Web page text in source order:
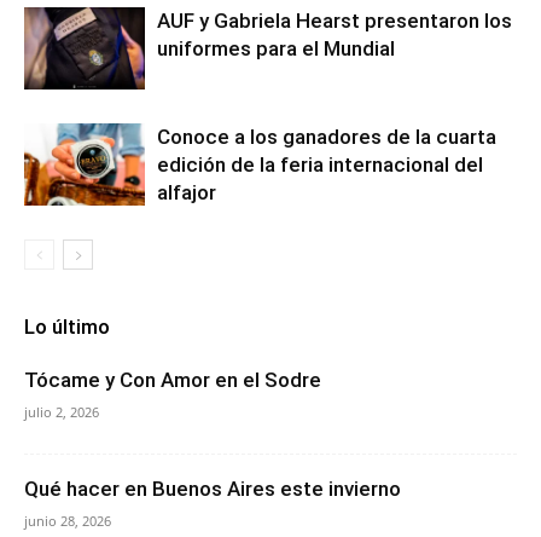
AUF y Gabriela Hearst presentaron los
uniformes para el Mundial
Conoce a los ganadores de la cuarta
edición de la feria internacional del
alfajor
Lo último
Tócame y Con Amor en el Sodre
julio 2, 2026
Qué hacer en Buenos Aires este invierno
junio 28, 2026